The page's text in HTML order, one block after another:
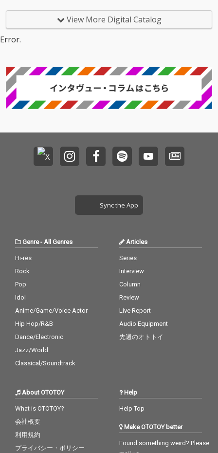
View More Digital Catalog
Error.
Sync the App
Genre- All Genres
Hi-res
Rock
Pop
Idol
Anime/Game/Voice Actor
Hip Hop/R&B
Dance/Electronic
Jazz/World
Classical/Soundtrack
Articles
Series
Interview
Column
Review
Live Report
Audio Equipment
先週のオトトイ
About OTOTOY
What is OTOTOY?
会社概要
利用規約
プライバシー・ポリシー
Help
Help Top
Make OTOTOY better
Found something weird? Please